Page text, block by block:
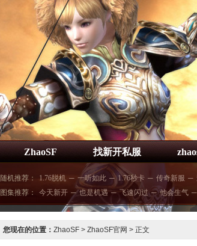
ZhaoSF 找新开私服
随机推荐： 1.76脱机 ─ 一听如此 ─ 1.76秒卡 ─ 传奇新服 ─
图集推荐：
今天新开 ─ 也是机遇 ─ 飞速闪过 ─ 他会生气 ─
您现在的位置： ZhaoSF > ZhaoSF官网 > 正文